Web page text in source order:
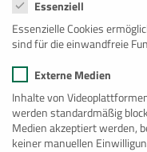
Bau
Büro
Wohnen
Lager
Essenziell
Essenzielle Cookies
sind für die einwandfreie
Externe Medien
Inhalte von
werden standardmäßig
Medien akzeptiert werden,
keiner manuellen